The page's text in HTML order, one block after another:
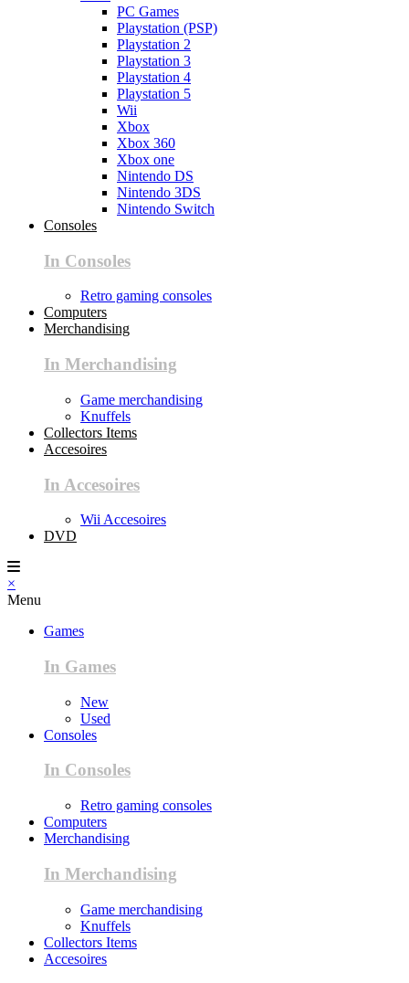
PC Games
Playstation (PSP)
Playstation 2
Playstation 3
Playstation 4
Playstation 5
Wii
Xbox
Xbox 360
Xbox one
Nintendo DS
Nintendo 3DS
Nintendo Switch
Consoles
In Consoles
Retro gaming consoles
Computers
Merchandising
In Merchandising
Game merchandising
Knuffels
Collectors Items
Accesoires
In Accesoires
Wii Accesoires
DVD
×
Menu
Games
In Games
New
Used
Consoles
In Consoles
Retro gaming consoles
Computers
Merchandising
In Merchandising
Game merchandising
Knuffels
Collectors Items
Accesoires